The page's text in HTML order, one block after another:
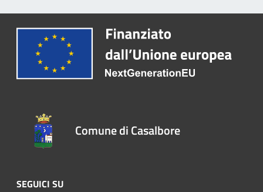
Comune di Casalbore
SEGUICI SU